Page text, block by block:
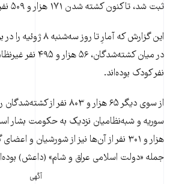
ثبت شد، تاکنون کشته شدن ۱۷۱ هزار و ۵۰۹ نفر گزارش شده است.»
این گزارش که آمارِ تا
نفر کودک بوده‌اند.
از سوی دیگر ۶۵ هزار و ۸۰۳
هزار و ۳۰۱ نفر از آن‌ها نیز از شورشیان و
جمله «دولت اسلامی عراق و شام» (داعش)
آگهی